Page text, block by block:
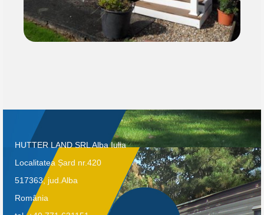
HUTTER LAND SRL Alba Iulia
Localitatea Șard nr.420
517363, jud.Alba
România